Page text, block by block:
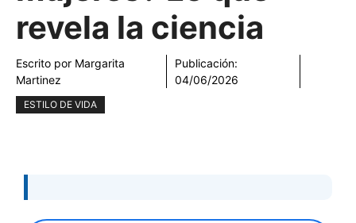
revela la ciencia
Escrito por Margarita
Martinez
Publicación:
04/06/2026
ESTILO DE VIDA